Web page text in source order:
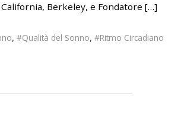
Berkeley, e Fondatore […]
, #Qualità del Sonno, #Ritmo Circadiano